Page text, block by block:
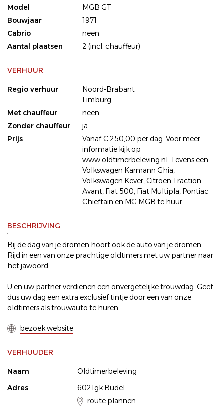
Model
MGB GT
Bouwjaar
1971
Cabrio
neen
Aantal plaatsen
2 (incl. chauffeur)
VERHUUR
Regio verhuur
Noord-Brabant
Limburg
Met chauffeur
neen
Zonder chauffeur
ja
Prijs
Vanaf € 250,00 per dag. Voor meer
informatie kijk op
www.oldtimerbeleving.nl. Tevens een
Volkswagen Karmann Ghia,
Volkswagen Kever, Citroën Traction
Avant, Fiat 500, Fiat Multipla, Pontiac
Chieftain en MG MGB te huur.
BESCHRIJVING
Bij de dag van je dromen hoort ook de auto van je dromen.
Rijd in een van onze prachtige oldtimers met uw partner naar
het jawoord.
U en uw partner verdienen een onvergetelijke trouwdag. Geef
dus uw dag een extra exclusief tintje door een van onze
oldtimers als trouwauto te huren.
bezoek website
VERHUUDER
Naam
Oldtimerbeleving
Adres
6021gk Budel
route plannen